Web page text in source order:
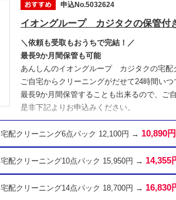
申込No.5032624
イオングループ カジタクの保管付
＼依頼も受取もおうちで完結！／
最長9か月間保管も可能
あんしんのイオングループ カジタクの宅配
ご自宅からクリーニングがだせて24時間いつ
最長9か月間保管することも出来るので、ご
是非下記よりお申込みください。
配クリーニング6点パック 12,100円 → 10,890円
配クリーニング10点パック 15,950円 → 14,355
配クリーニング14点パック 18,700円 → 16,830